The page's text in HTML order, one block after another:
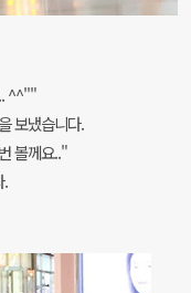
^^''"
보냈습니다.
볼께요.."
.